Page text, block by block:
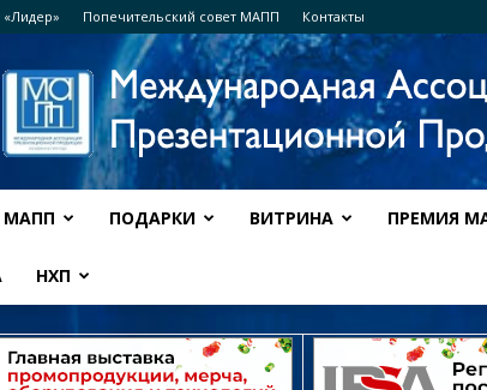
Попечительский совет МАПП Контакты
ПОДАРКИ ВИТРИНА ПРЕМИЯ
НХП